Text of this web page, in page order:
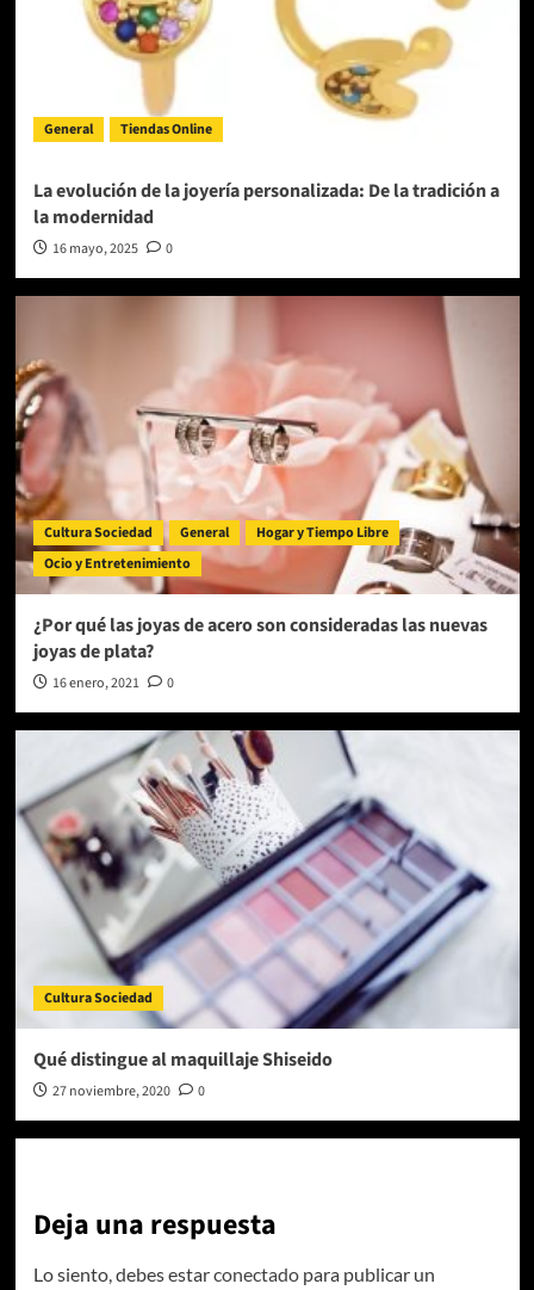
General Tiendas Online
La evolución de la joyería personalizada: De la tradición a
la modernidad
16 mayo, 2025 0
Cultura Sociedad General
Hogar y Tiempo Libre
Ocio y Entretenimiento
¿Por qué las joyas de acero son consideradas las nuevas
joyas de plata?
16 enero, 2021 0
Cultura Sociedad
Qué distingue al maquillaje Shiseido
27 noviembre, 2020 0
Deja una respuesta
Lo siento, debes estarconectadopara publicar un